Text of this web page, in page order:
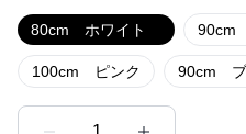
80cm ホワイト 90cm
100cm ピンク 90cm ブ